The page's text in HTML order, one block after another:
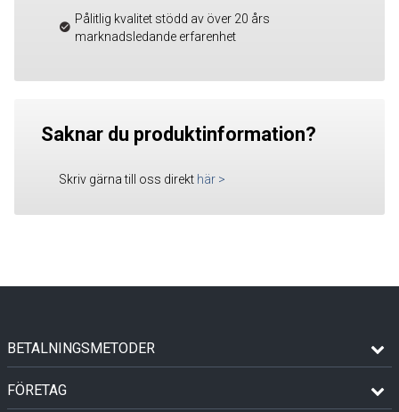
Pålitlig kvalitet stödd av över 20 års
marknadsledande erfarenhet
Saknar du produktinformation?
Skriv gärna till oss direkt här >
BETALNINGSMETODER
FÖRETAG